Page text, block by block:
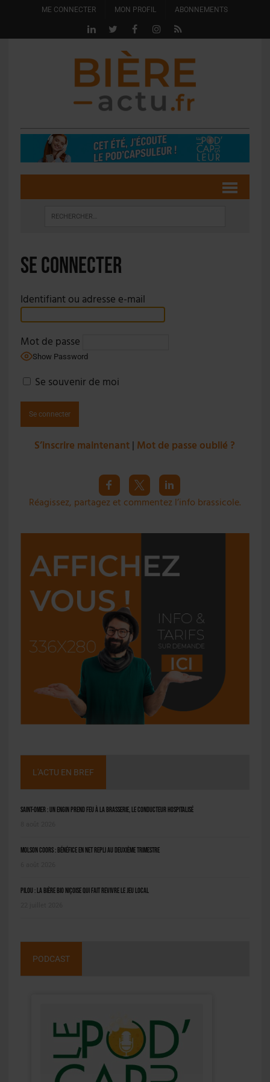
ME CONNECTER MON PROFIL ABONNEMENTS
Se connecter
Identifiant ou adresse e-mail
Mot de passe
Show Password
Se souvenir de moi
S’inscrire maintenant | Mot de passe oublié ?
Réagissez, partagez et commentez l’info brassicole.
L'ACTU EN BREF
Saint-Omer : un engin prend feu à la brasserie, le conducteur hospitalisé
Molson Coors : bénéfice en net repli au deuxième trimestre
Pilou : la bière bio niçoise qui fait revivre le jeu local
PODCAST